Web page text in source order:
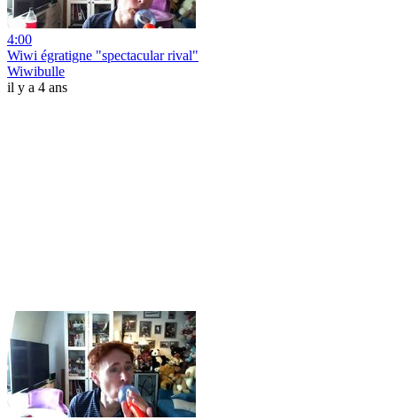
4:00
Wiwi égratigne "spectacular rival"
Wiwibulle
il y a 4 ans